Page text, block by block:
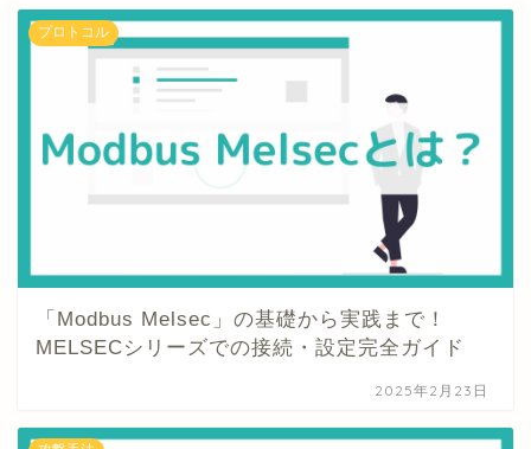
プロトコル
「Modbus Melsec」の基礎から実践まで！
MELSECシリーズでの接続・設定完全ガイド
2025年2月23日